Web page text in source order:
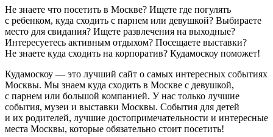
Не знаете что посетить в Москве? Ищете где погулять
с ребенком, куда сходить с парнем или девушкой? Выбираете
место для свидания? Ищете развлечения на выходные?
Интересуетесь активным отдыхом? Посещаете выставки?
Не знаете куда сходить на корпоратив? Кудамоскоу поможет!
Кудамоскоу — это лучший сайт о самых интересных событиях
Москвы. Мы знаем куда сходить в Москве с девушкой,
с парнем или большой компанией. У нас только лучшие
события, музеи и выставки Москвы. События для детей
и их родителей, лучшие достопримечательности и интересные
места Москвы, которые обязательно стоит посетить!